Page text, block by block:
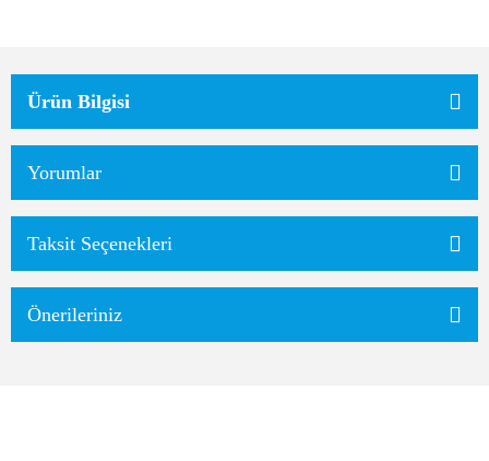
Ürün Bilgisi
Yorumlar
Taksit Seçenekleri
Önerileriniz